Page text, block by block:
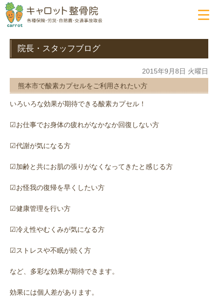
院長・スタッフブログ
2015年9月8日 火曜日
熊本市で酸素カプセルをご利用されたい方
いろいろな効果が期待できる酸素カプセル！
☑お仕事でお身体の疲れがなかなか回復しない方
☑代謝が気になる方
☑加齢と共にお肌の張りがなくなってきたと感じる方
☑お怪我の復帰を早くしたい方
☑健康管理を行い方
☑冷え性やむくみが気になる方
☑ストレスや不眠が続く方
など、多彩な効果が期待できます。
効果には個人差があります。